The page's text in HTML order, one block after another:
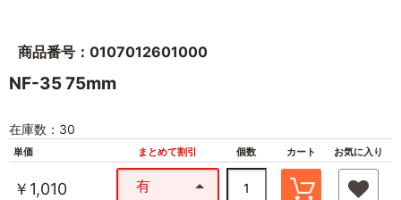
商品番号：0107012601000
NF-35 75mm
在庫数：30
単価 まとめて割引 個数 カート お気に入り
￥1,010 有